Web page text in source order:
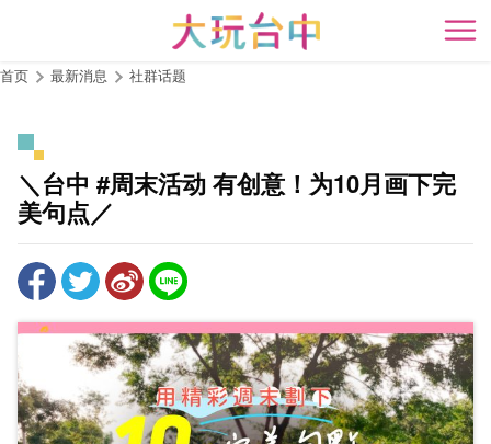
主
要
开
首页 最新消息 社群话题
＼台中 #周末活动 有创意！为10月画下完
美句点／